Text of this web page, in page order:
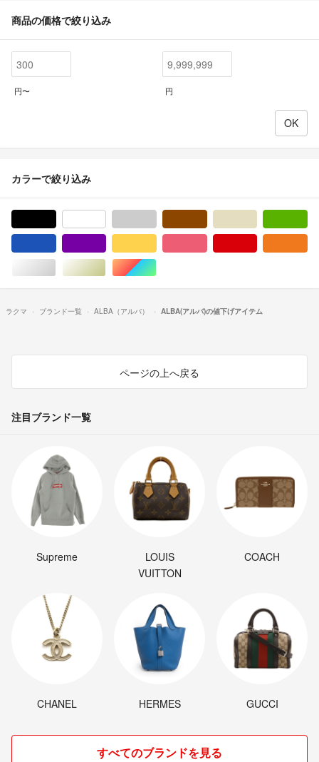
商品の価格で絞り込み
円〜 円
カラーで絞り込み
シルバー/銀色系ゴールド/金色系マルチカラー
ラクマ ブランド一覧 ALBA（アルバ） ALBA(アルバ)の値下げアイテム
ページの上へ戻る
注目ブランド一覧
Supreme
LOUIS
VUITTON
COACH
CHANEL HERMES GUCCI
すべてのブランドを見る